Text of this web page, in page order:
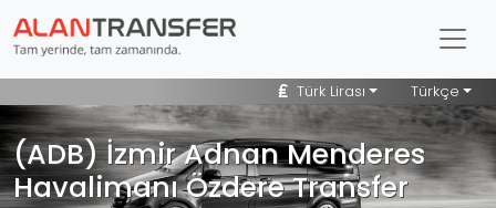
Türk Lirası Türkçe
(ADB) İzmir Adnan Menderes
Havalimanı Özdere Transfer